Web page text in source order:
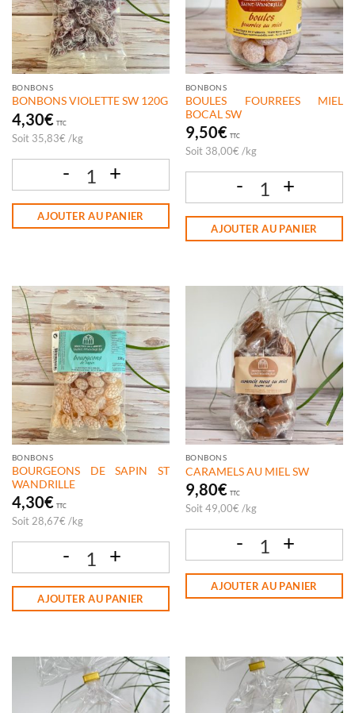
BONBONS
BONBONS VIOLETTE SW 120G
4,30€ TTC
Soit 35,83€ /kg
AJOUTER AU PANIER
BONBONS
BOULES FOURREES MIEL
BOCAL SW
9,50€ TTC
Soit 38,00€ /kg
AJOUTER AU PANIER
BONBONS
BOURGEONS DE SAPIN ST
WANDRILLE
4,30€ TTC
Soit 28,67€ /kg
quantité de BOURGEONS DE SAPIN ST WANDRILLE
AJOUTER AU PANIER
BONBONS
CARAMELS AU MIEL SW
9,80€ TTC
Soit 49,00€ /kg
AJOUTER AU PANIER